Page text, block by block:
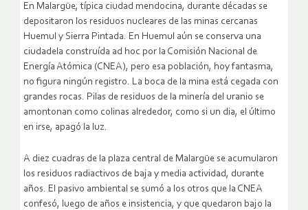
En Malargüe, típica ciudad mendocina, durante décadas se
depositaron los residuos nucleares de las minas cercanas
Huemul y Sierra Pintada. En Huemul aún se conserva una
ciudadela construída ad hoc por la Comisión Nacional de
Energía Atómica (CNEA), pero esa población, hoy fantasma,
no figura ningún registro. La boca de la mina está cegada con
grandes rocas. Pilas de residuos de la minería del uranio se
amontonan como colinas alrededor, como si un dia, el último
en irse, apagó la luz.
A diez cuadras de la plaza central de Malargüe se acumularon
los residuos radiactivos de baja y media actividad, durante
años. El pasivo ambiental se sumó a los otros que la CNEA
confesó, luego de años e insistencia, y que quedaron bajo la